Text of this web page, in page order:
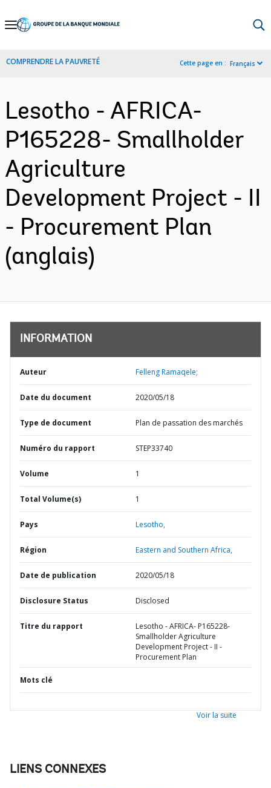
Skip
Navigation
COMPRENDRE LA PAUVRETÉ Cette page en : Français
Lesotho - AFRICA-
P165228- Smallholder
Agriculture
Development Project - II
- Procurement Plan
(anglais)
INFORMATION
Auteur Felleng Ramaqele;
Date du document 2020/05/18
Type de document Plan de passation des marchés
Numéro du rapport STEP33740
Volume 1
Total Volume(s) 1
Pays Lesotho,
Région Eastern and Southern Africa,
Date de publication 2020/05/18
Disclosure Status Disclosed
Titre du rapport
Lesotho - AFRICA- P165228-
Smallholder Agriculture
Development Project - II -
Procurement Plan
Mots clé
Voir la suite
LIENS CONNEXES